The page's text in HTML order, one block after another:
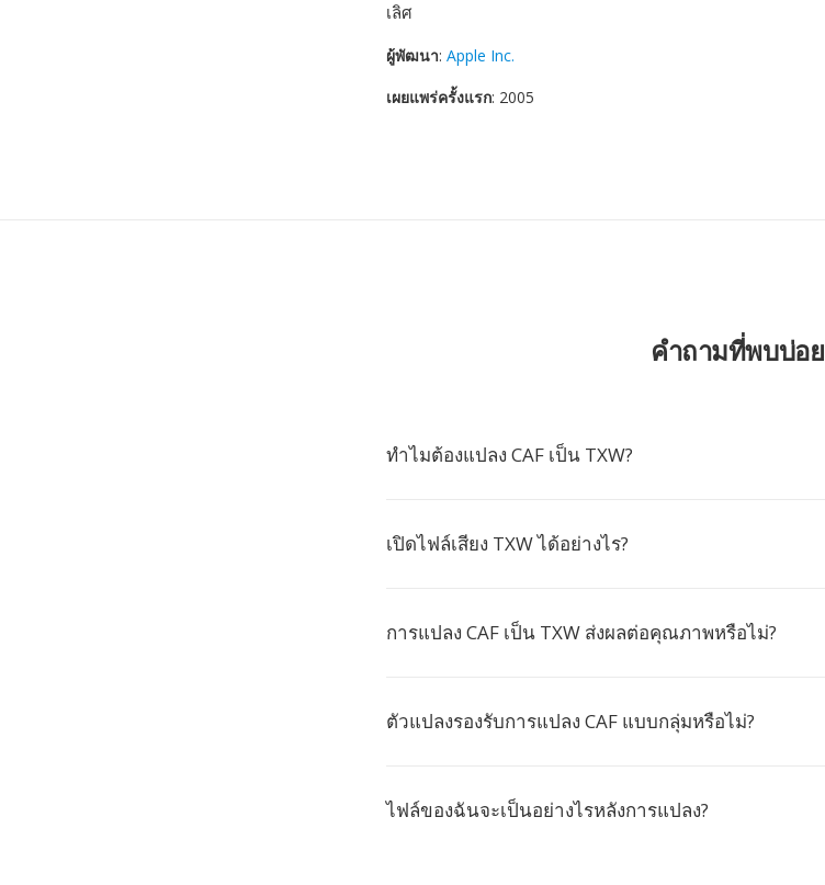
เลิศ
ผู้พัฒนา: Apple Inc.
เผยแพร่ครั้งแรก: 2005
คำถามที่พบบ่อย
ทำไมต้องแปลง CAF เป็น TXW?
เปิดไฟล์เสียง TXW ได้อย่างไร?
การแปลง CAF เป็น TXW ส่งผลต่อคุณภาพหรือไม่?
ตัวแปลงรองรับการแปลง CAF แบบกลุ่มหรือไม่?
ไฟล์ของฉันจะเป็นอย่างไรหลังการแปลง?